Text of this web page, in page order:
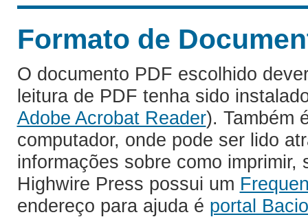
Formato de
O documento PDF escolhido
leitura de PDF tenha sido
Adobe Acrobat Reader). Também
computador, onde pode ser lido
informações sobre como
Highwire Press possui um
endereço para ajuda é portal